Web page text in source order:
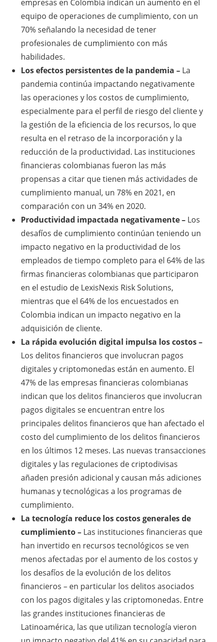
empresas en Colombia indican un aumento en el
equipo de operaciones de cumplimiento, con un
70% señalando la necesidad de tener
profesionales de cumplimiento con más
habilidades.
Los efectos persistentes de la pandemia – La
pandemia continúa impactando negativamente
las operaciones y los costos de cumplimiento,
especialmente para el perfil de riesgo del cliente y
la gestión de la eficiencia de los recursos, lo que
resulta en el retraso de la incorporación y la
reducción de la productividad. Las instituciones
financieras colombianas fueron las más
propensas a citar que tienen más actividades de
cumplimiento manual, un 78% en 2021, en
comparación con un 34% en 2020.
Productividad impactada negativamente – Los
desafíos de cumplimiento continúan teniendo un
impacto negativo en la productividad de los
empleados de tiempo completo para el 64% de las
firmas financieras colombianas que participaron
en el estudio de LexisNexis Risk Solutions,
mientras que el 64% de los encuestados en
Colombia indican un impacto negativo en la
adquisición de cliente.
La rápida evolución digital impulsa los costos –
Los delitos financieros que involucran pagos
digitales y criptomonedas están en aumento. El
47% de las empresas financieras colombianas
indican que los delitos financieros que involucran
pagos digitales se encuentran entre los
principales delitos financieros que han afectado el
costo del cumplimiento de los delitos financieros
en los últimos 12 meses. Las nuevas transacciones
digitales y las regulaciones de criptodivisas
añaden presión adicional y causan más adiciones
humanas y tecnológicas a los programas de
cumplimiento.
La tecnología reduce los costos generales de
cumplimiento – Las instituciones financieras que
han invertido en recursos tecnológicos se ven
menos afectadas por el aumento de los costos y
los desafíos de la evolución de los delitos
financieros – en particular los delitos asociados
con los pagos digitales y las criptomonedas. Entre
las grandes instituciones financieras de
Latinoamérica, las que utilizan tecnología vieron